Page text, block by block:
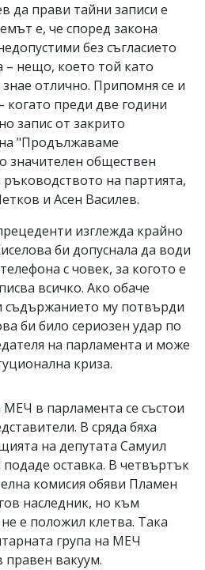
да прави тайни записи е
е, че според закона
без съгласието
– нещо, което той като
отлично. Припомня се и
когато преди две години
запис от закрито
"Продължаваме
значителен обществен
на партията,
и Асен Василев.
изглежда крайно
би допуснала да води
с човек, за когото е
всичко. Ако обаче
съдържанието му потвърди
би било сериозен удар по
на парламента и може
криза.
в парламента се състои
В сряда бяха
на депутата Самуил
оставка. В четвъртък
комисия обяви Пламен
наследник, но към
е положил клетва. Така
група на МЕЧ
вакуум.